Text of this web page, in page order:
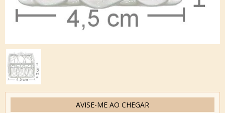
AVISE-ME AO CHEGAR